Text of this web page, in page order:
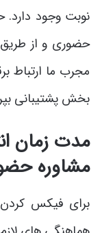
نوبت وجود دارد.
حضوری و از طریق
مجرب ما ارتباط
بخش پشتیبانی
مدت زمان
مشاوره
برای فیکس کردن